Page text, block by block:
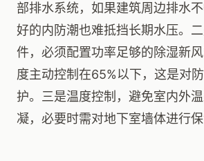
部排水系统，如果建筑周边排水
好的内防潮也难抵挡长期水压。
件，必须配置功率足够的除湿新
度主动控制在65%以下，这是对
护。三是温度控制，避免室内外
凝，必要时需对地下室墙体进行保